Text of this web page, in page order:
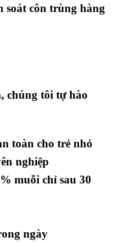
soát côn trùng hàng
, chúng tôi tự hào
toàn cho trẻ nhỏ
nghiệp
muỗi chỉ sau 30
ngày